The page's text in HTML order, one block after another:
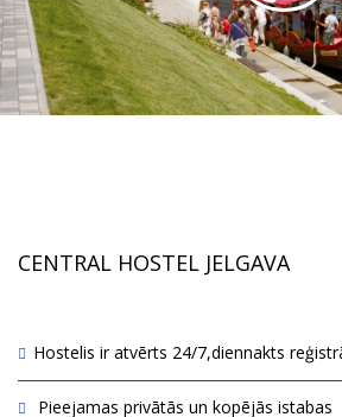
CENTRAL HOSTEL JELGAVA
Hostelis ir atvērts 24/7,diennakts
Pieejamas privātās un kopējās istabas